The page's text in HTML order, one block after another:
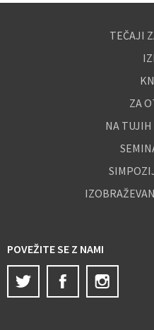
TEČAJI
ZA
NA TUJIH
POVEŽITE SE Z NAMI
Twitter
Facebook